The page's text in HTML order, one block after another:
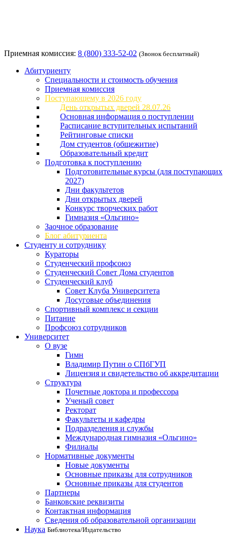
Приемная комиссия: 8 (800) 333-52-02 (Звонок бесплатный)
Абитуриенту
Специальности и стоимость обучения
Приемная комиссия
Поступающему в 2026 году
День открытых дверей 28.07.26
Основная информация о поступлении
Расписание вступительных испытаний
Рейтинговые списки
Дом студентов (общежитие)
Образовательный кредит
Подготовка к поступлению
Подготовительные курсы (для поступающих
2027)
Дни факультетов
Дни открытых дверей
Конкурс творческих работ
Гимназия «Ольгино»
Заочное образование
Блог абитуриента
Студенту и сотруднику
Кураторы
Студенческий профсоюз
Студенческий Совет Дома студентов
Студенческий клуб
Совет Клуба Университета
Досуговые объединения
Спортивный комплекс и секции
Питание
Профсоюз сотрудников
Университет
О вузе
Гимн
Владимир Путин о СПбГУП
Лицензия и свидетельство об аккредитации
Структура
Почетные доктора и профессора
Ученый совет
Ректорат
Факультеты и кафедры
Подразделения и службы
Международная гимназия «Ольгино»
Филиалы
Нормативные документы
Новые документы
Основные приказы для сотрудников
Основные приказы для студентов
Партнеры
Банковские реквизиты
Контактная информация
Сведения об образовательной организации
Наука Библиотека/Издательство